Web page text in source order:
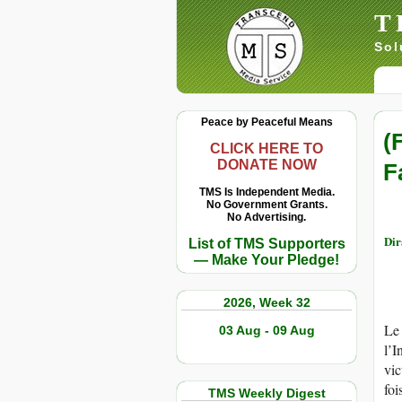
Peace by Peaceful Means
CLICK HERE TO
DONATE NOW
TMS Is Independent Media.
No Government Grants.
No Advertising.
List of TMS Supporters
— Make Your Pledge!
2026, Week 32
03 Aug - 09 Aug
TMS Weekly Digest
Le